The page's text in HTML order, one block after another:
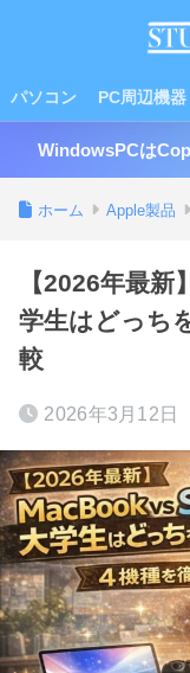
パソコン PC周辺機
WindowsPCは
ホーム Apple製品
【2026年最
学生はどっち
較
2026年3月12日